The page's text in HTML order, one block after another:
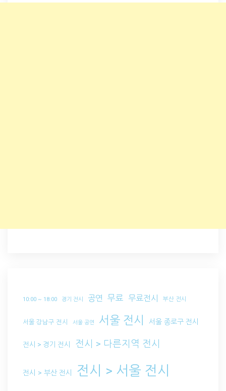
10:00 ~ 18:00 경기 전시 공연 무료 무료전시 부산 전시
서울 강남구 전시 서울 공연 서울 전시 서울 종로구 전시
전시 > 경기 전시 전시 > 다른지역 전시
전시 > 부산 전시 전시 > 서울 전시